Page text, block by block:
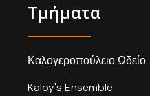
Τμήματα
Καλογεροπούλειο Ωδείο
Kaloy's Ensemble